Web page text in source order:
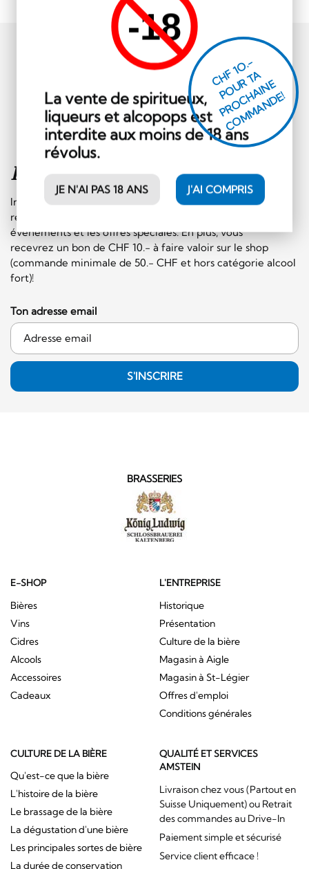
-18
La vente de spiritueux,
liqueurs et alcopops est
interdite aux moins de 18 ans
révolus.
JE N'AI PAS 18 ANS J'AI COMPRIS
Inscription à lanewsletter
Inscrivez-vous sans plus tarder à notre newsletter et
recevez régulièrement les informations sur les
événements et les offres spéciales. En plus, vous
recevrez un bon de CHF 10.- à faire valoir sur le shop
(commande minimale de 50.- CHF et hors catégorie alcool
fort)!
CHF 1O.-
P
O
U
R
T
A
P
R
O
C
H
AI
N
E
C
O
M
M
A
N
D
E!
Ton adresse email
S'INSCRIRE
BRASSERIES
E-SHOP
Bières
Vins
Cidres
Alcools
Accessoires
Cadeaux
L'ENTREPRISE
Historique
Présentation
Culture de la bière
Magasin à Aigle
Magasin à St-Légier
Offres d'emploi
Conditions générales
CULTURE DE LA BIÈRE
Qu'est-ce que la bière
L'histoire de la bière
Le brassage de la bière
La dégustation d'une bière
Les principales sortes de bière
La durée de conservation
QUALITÉ ET SERVICES
AMSTEIN
Livraison chez vous (Partout en
Suisse Uniquement) ou Retrait
des commandes au Drive-In
Paiement simple et sécurisé
Service client efficace !